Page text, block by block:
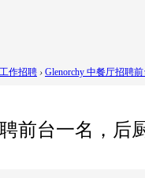
工作招聘 › Glenorchy 中餐厅招聘
前台一名，